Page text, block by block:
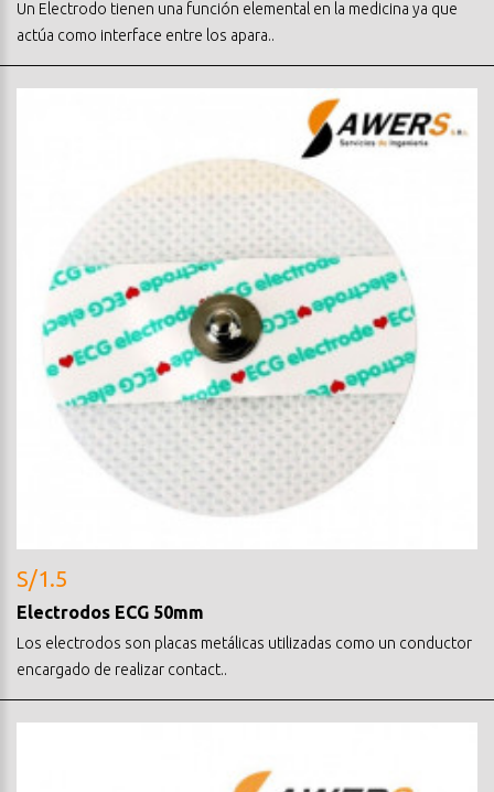
Un Electrodo tienen una función elemental en la medicina ya que
actúa como interface entre los apara..
S/1.5
Electrodos ECG 50mm
Los electrodos son placas metálicas utilizadas como un conductor
encargado de realizar contact..